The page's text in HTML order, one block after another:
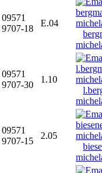
09571
9707-18
E.04
09571
9707-30
1.10
09571
9707-15
2.05